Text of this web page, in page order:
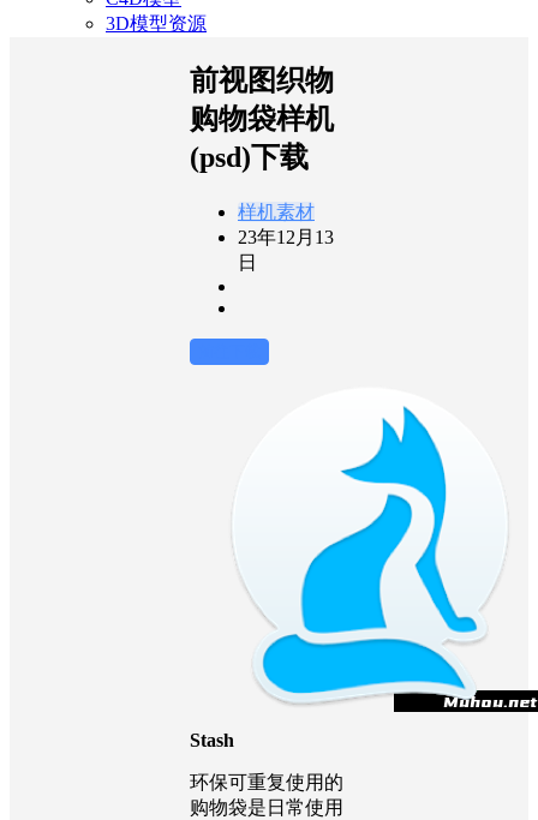
3D模型资源
前视图织物
购物袋样机
(psd)下载
样机素材
23年12月13
日
Stash
环保可重复使用的
购物袋是日常使用